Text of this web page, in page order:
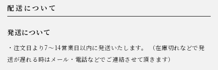
配送について
発送について
・注文日より7～14営業日以内に発送いたします。 （在庫切れなどで発
送が遅れる時はメール・電話などでご連絡させて頂きます）